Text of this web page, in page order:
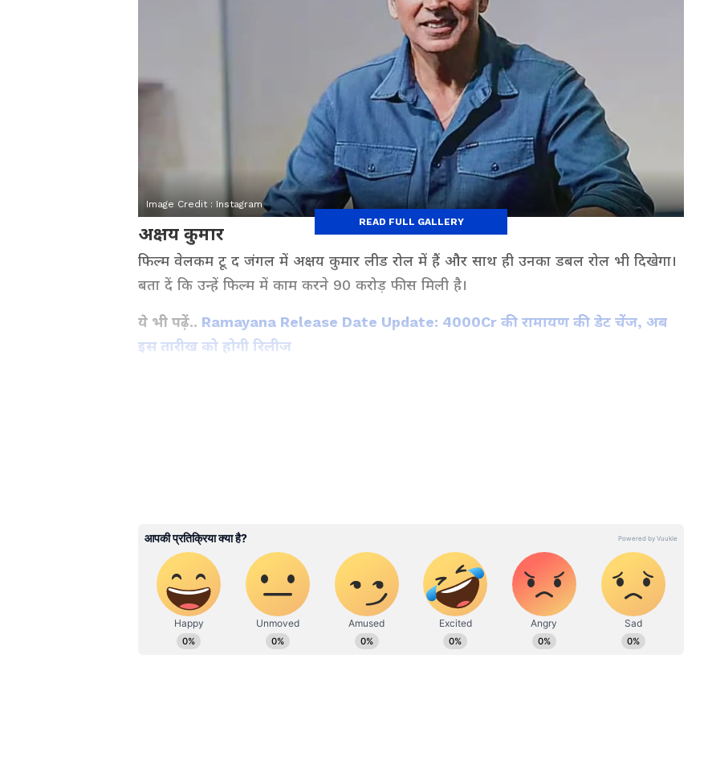
Image Credit : Instagram
अक्षय कुमार
फिल्म वेलकम टू द जंगल में अक्षय कुमार लीड रोल में हैं और साथ ही उनका डबल रोल भी दिखेगा।
बता दें कि उन्हें फिल्म में काम करने 90 करोड़ फीस मिली है।
ये भी पढ़ें.. Ramayana Release Date Update: 4000Cr की रामायण की डेट चेंज, अब
इस तारीख को होगी रिलीज
READ FULL GALLERY